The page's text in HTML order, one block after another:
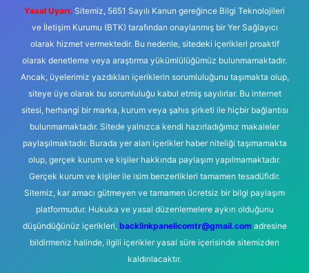
Yasal Uyarı: Sitemiz, 5651 Sayılı Kanun gereğince Bilgi Teknolojileri
ve İletişim Kurumu (BTK) tarafından onaylanmış bir Yer Sağlayıcı
olarak hizmet vermektedir. Bu nedenle, sitedeki içerikleri proaktif
olarak denetleme veya araştırma yükümlülüğümüz bulunmamaktadır.
Ancak, üyelerimiz yazdıkları içeriklerin sorumluluğunu taşımakta olup,
siteye üye olarak bu sorumluluğu kabul etmiş sayılırlar. Bu internet
sitesi, herhangi bir marka, kurum veya şahıs şirketi ile hiçbir bağlantısı
bulunmamaktadır. Sitede yalnızca kendi hazırladığımız makaleler
paylaşılmaktadır. Burada yer alan içerikler haber niteliği taşımamakta
olup, gerçek kurum ve kişiler hakkında paylaşım yapılmamaktadır.
Gerçek kurum ve kişiler ile isim benzerlikleri tamamen tesadüfidir.
Sitemiz, kar amacı gütmeyen ve tamamen ücretsiz bir bilgi paylaşım
platformudur. Hukuka ve yasal düzenlemelere aykırı olduğunu
düşündüğünüz içerikleri, backlinkpanelicomtr@gmail.comadresine
bildirmeniz halinde, ilgili içerikler yasal süre içerisinde sitemizden
kaldırılacaktır.